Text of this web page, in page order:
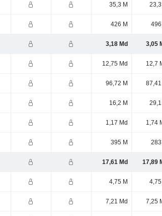
35,3 M 23,3
426 M 496
3,18 Md 3,05
12,75 Md 12,7
96,72 M 87,41
16,2 M 29,1
1,17 Md 1,74
395 M 283
17,61 Md 17,89
4,75 M 4,75
7,21 Md 7,25